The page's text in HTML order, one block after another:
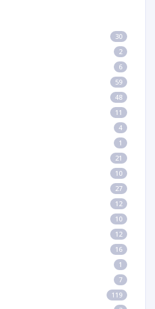
30
2
6
59
48
11
4
1
21
10
27
12
10
12
16
1
7
119